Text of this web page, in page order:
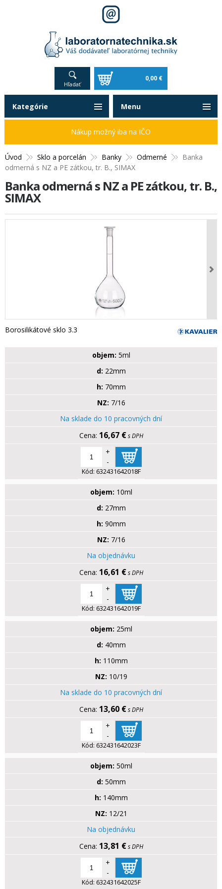
Hľadať
0,00 €
Úvod Sklo a porcelán Banky Odmerné
Banka
odmerná s NZ a PE zátkou, tr. B., SIMAX
Banka odmerná s NZ a PE zátkou, tr. B.,
SIMAX
Borosilikátové sklo 3.3
objem: 5ml
d: 22mm
h: 70mm
NZ: 7/16
Na sklade do 10 pracovných dní
16,67 € s DPH
+
-
Kód: 632431642018F
objem: 10ml
d: 27mm
h: 90mm
NZ: 7/16
Na objednávku
16,61 € s DPH
+
-
Kód: 632431642019F
objem: 25ml
d: 40mm
h: 110mm
NZ: 10/19
Na sklade do 10 pracovných dní
13,60 € s DPH
+
-
Kód: 632431642023F
objem: 50ml
d: 50mm
h: 140mm
NZ: 12/21
Na objednávku
13,81 € s DPH
+
-
Kód: 632431642025F
Kategórie
Nákup možný iba na IČO
Menu